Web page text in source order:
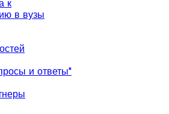
к
в вузы
и ответы"